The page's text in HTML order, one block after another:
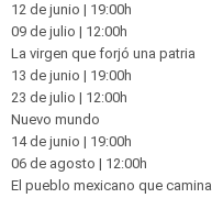
12 de junio | 19:00​h
09 de julio | 12:00​h
​​La virgen que forjó una patria​
13 de junio | 19:00​h
23 de julio | 12:00​h
Nuevo mundo
14 de junio | 19:00​h
06 de agosto | 12:00​h
El pueblo mexicano que camina